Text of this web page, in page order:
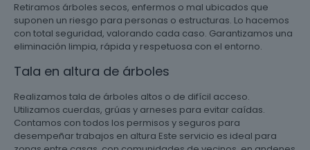
Retiramos árboles secos, enfermos o mal ubicados que
suponen un riesgo para personas o estructuras. Lo hacemos
con total seguridad, valorando cada caso. Garantizamos una
eliminación limpia, rápida y respetuosa con el entorno.
Tala en altura de árboles
Realizamos tala de árboles altos o de difícil acceso.
Utilizamos cuerdas, grúas y arneses para evitar caídas.
Contamos con todos los permisos y seguros para
desempeñar trabajos en altura Este servicio es ideal para